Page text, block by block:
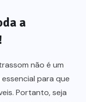
a
não é um
para que
Portanto, seja